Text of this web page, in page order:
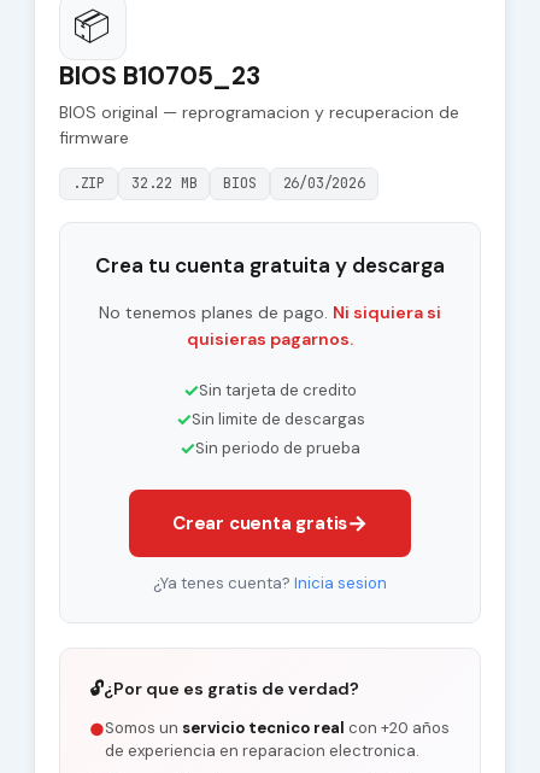
📦
BIOS B10705_23
BIOS original — reprogramacion y recuperacion de
firmware
.ZIP 32.22 MB BIOS 26/03/2026
Crea tu cuenta gratuita y descarga
No tenemos planes de pago. Ni siquiera si
quisieras pagarnos.
✓Sin tarjeta de credito
✓Sin limite de descargas
✓Sin periodo de prueba
Crear cuenta gratis→
¿Ya tenes cuenta? Inicia sesion
🔓¿Por que es gratis de verdad?
●Somos un servicio tecnico real con +20 años
de experiencia en reparacion electronica.